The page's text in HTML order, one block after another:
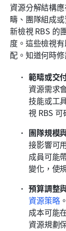
資源分解結構
疇、團隊組成
新檢視 RBS 的
度。這些檢視
配。知道何時
範疇或交
資源需求
技能或工
視 RBS
團隊規模
接影響可
成員可能
變化，使
預算調整
資源策略
成本可能
資源規劃